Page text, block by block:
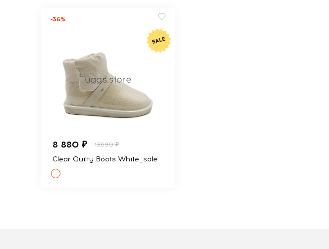
-36%
8 880 ₽ 13690 ₽
Clear Quilty Boots White_sale